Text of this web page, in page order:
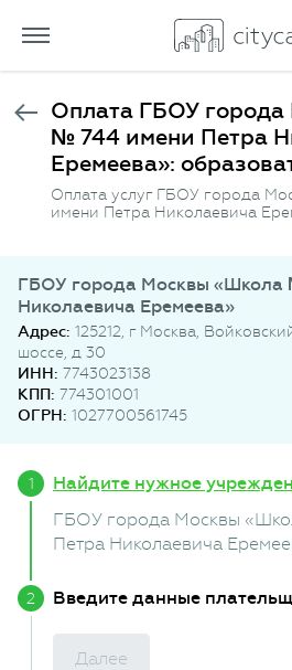
Оплата ГБОУ
№ 744 имени Петра
Еремеева»:
Оплата услуг ГБОУ города
имени Петра Николаевича
ГБОУ города Москвы «Школа
Николаевича Еремеева»
Адрес: 125212, г Москва,
шоссе, д 30
ИНН: 7743023138
КПП: 774301001
ОГРН: 1027700561745
Найдите нужное
ГБОУ города Москвы
Петра Николаевича
Введите данные
Далее